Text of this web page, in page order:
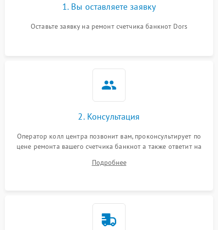
1. Вы оставляете заявку
Оставьте заявку на ремонт счетчика банкнот Dors
2. Консультация
Оператор колл центра позвонит вам, проконсультирует по
цене ремонта вашего счетчика банкнот а также ответит на
Подробнее